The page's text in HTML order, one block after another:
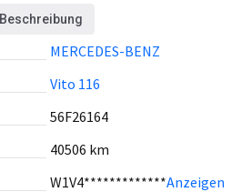
Beschreibung
MERCEDES-BENZ
Vito 116
56F26164
40506 km
W1V4*************Anzeigen